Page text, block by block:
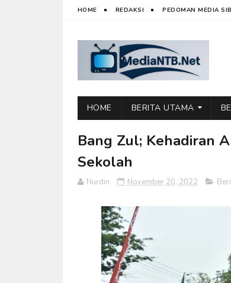
HOME REDAKSI PEDOMAN MEDIA
HOME BERITA UTAMA
Bang Zul; Kehadiran
Sekolah
Nurdin November 20, 2022